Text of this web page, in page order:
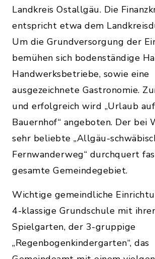
Landkreis Ostallgäu. Die
entspricht etwa dem
Um die Grundversorgung der
bemühen sich bodenständige
Handwerksbetriebe, sowie eine
ausgezeichnete Gastronomie.
und erfolgreich wird „Urlaub
Bauernhof“ angeboten. Der bei
sehr beliebte „Allgäu-
Fernwanderweg“ durchquert
gesamte Gemeindegebiet.
Wichtige gemeindliche
4-klassige Grundschule mit
Spielgarten, der 3-gruppige
„Regenbogenkindergarten“, das